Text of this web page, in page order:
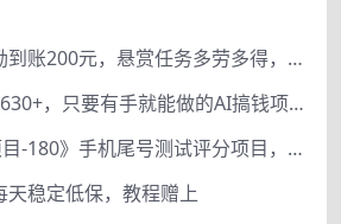
赏帮赚悬赏奖励到账200元，悬赏任务多劳多得，人人可做。
上架2小时收入630+，只要有手就能做的AI搞钱项目，奶奶看完都能学会!
《188个赚钱项目-180》手机尾号测试评分项目，短视频直播日赚200+
天稳定低保，教程赠上